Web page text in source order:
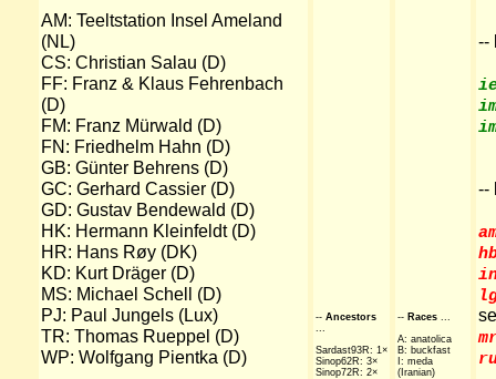
AM: Teeltstation Insel Ameland
(NL)
CS: Christian Salau (D)
FF: Franz & Klaus Fehrenbach
(D)
FM: Franz Mürwald (D)
FN: Friedhelm Hahn (D)
GB: Günter Behrens (D)
GC: Gerhard Cassier (D)
GD: Gustav Bendewald (D)
HK: Hermann Kleinfeldt (D)
HR: Hans Røy (DK)
KD: Kurt Dräger (D)
MS: Michael Schell (D)
PJ: Paul Jungels (Lux)
TR: Thomas Rueppel (D)
WP: Wolfgang Pientka (D)
-- Ancestors
Sardast93R: 1×
Sinop62R: 3×
Sinop72R: 2×
-- Races...
A: anatolica
B: buckfast
I: meda
(Iranian)
--
--